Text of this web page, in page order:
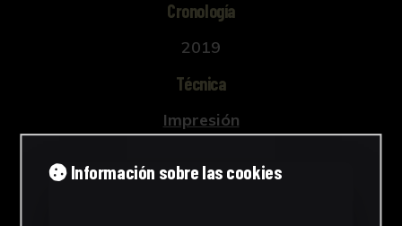
Cronología
2019
Técnica
Impresión
Información sobre las cookies